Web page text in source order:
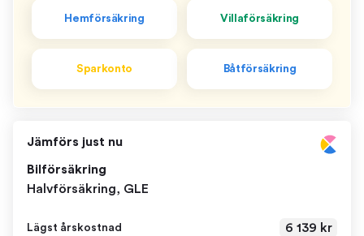
Hemförsäkring Villaförsäkring
Sparkonto Båtförsäkring
Jämförs just nu
Bilförsäkring
Halvförsäkring, GLE
Lägst årskostnad 6 139 kr